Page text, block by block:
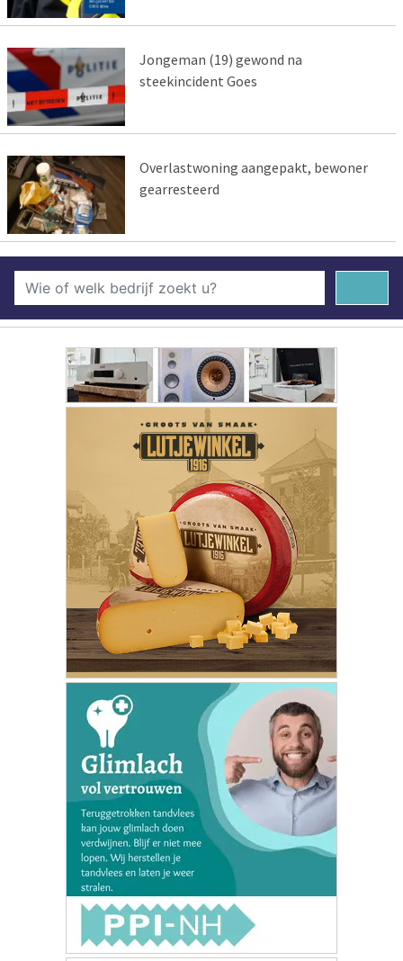
Jongeman (19) gewond na
steekincident Goes
Overlastwoning aangepakt, bewoner
gearresteerd